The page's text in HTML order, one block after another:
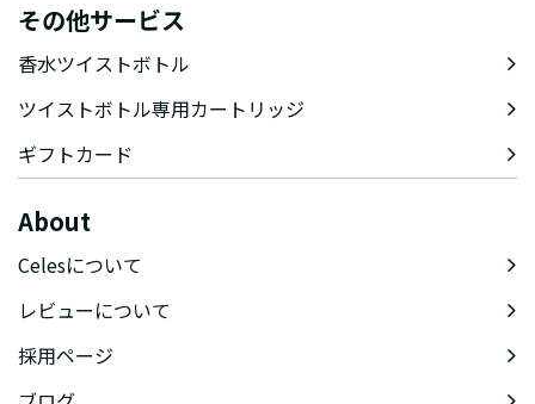
その他サービス
香水ツイストボトル
ツイストボトル専用カートリッジ
ギフトカード
About
Celesについて
レビューについて
採用ページ